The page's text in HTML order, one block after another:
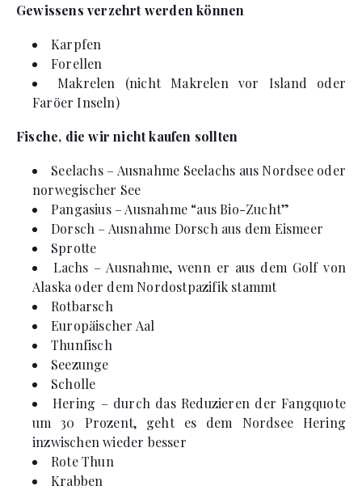
Gewissens verzehrt werden können
Karpfen
Forellen
Makrelen (nicht Makrelen vor Island oder
Faröer Inseln)
Fische, die wir nicht kaufen sollten
Seelachs – Ausnahme Seelachs aus Nordsee oder
norwegischer See
Pangasius – Ausnahme “aus Bio-Zucht”
Dorsch – Ausnahme Dorsch aus dem Eismeer
Sprotte
Lachs – Ausnahme, wenn er aus dem Golf von
Alaska oder dem Nordostpazifik stammt
Rotbarsch
Europäischer Aal
Thunfisch
Seezunge
Scholle
Hering – durch das Reduzieren der Fangquote
um 30 Prozent, geht es dem Nordsee Hering
inzwischen wieder besser
Rote Thun
Krabben